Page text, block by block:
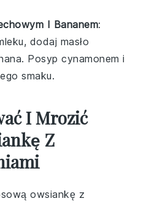
I Bananem:
dodaj masło
Posyp cynamonem i
smaku.
I Mrozić
Z
owsiankę z